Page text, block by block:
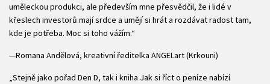
uměleckou produkci, ale především mne přesvědčil, že i lidé v
křeslech investorů mají srdce a umějí si hrát a rozdávat radost tam,
kde je potřeba. Moc si toho vážím.“
—Romana Andělová, kreativní ředitelka ANGELart (Krkouni)
„Stejně jako pořad Den D, tak i kniha Jak si říct o peníze nabízí